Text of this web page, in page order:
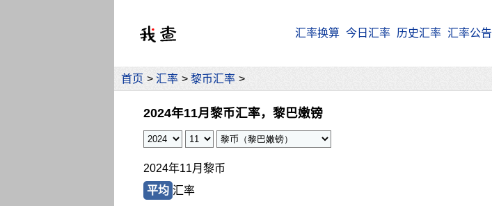
汇率换算 今日汇率 历史汇率 汇率公告
首页 > 汇率 > 黎币汇率 >
2024年11月黎币汇率，黎巴嫩镑
2024年11月黎币
平均 汇率